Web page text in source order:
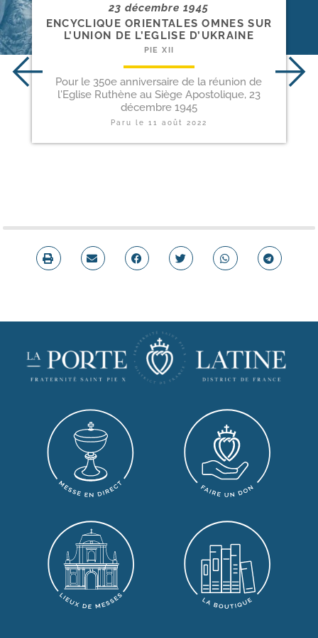
23 décembre 1945
ENCYCLIQUE ORIENTALES OMNES SUR
L’UNION DE L’EGLISE D’UKRAINE
PIE XII
Pour le 350e anniversaire de la réunion de
l'Eglise Ruthène au Siège Apostolique, 23
décembre 1945
Paru le 11 août 2022